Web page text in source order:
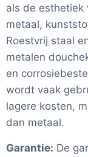
als de esthetiek
metaal,
Roestvrij staal
metalen
en
wordt vaak
lagere kosten,
dan metaal.
Garantie: De